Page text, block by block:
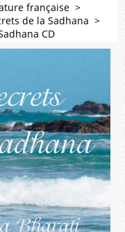
française>
de la Sadhana >
CD